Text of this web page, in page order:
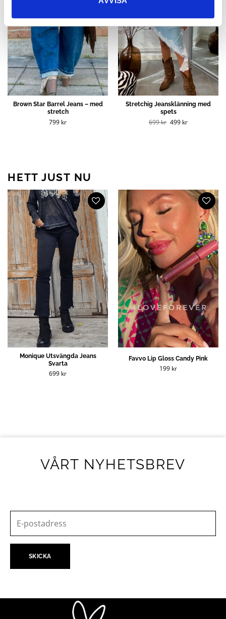
Brown Star Barrel Jeans – med
stretch
799 kr
Stretchig Jeansklänning med
spets
699kr Det
ursprungliga
499 krDet
HETT JUST NU
Monique Utsvängda Jeans
Svarta
699 kr
Favvo Lip Gloss Candy Pink
199 kr
VÅRT NYHETSBREV